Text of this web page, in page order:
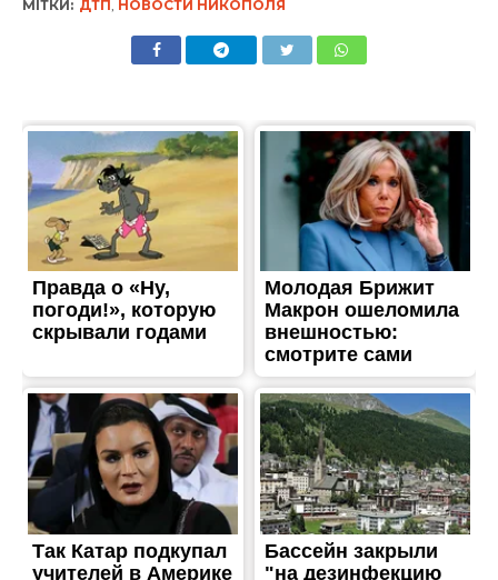
ЖИТТЯ
30 ноября: какой сегодня
праздник
Опубліковано30.11.2017